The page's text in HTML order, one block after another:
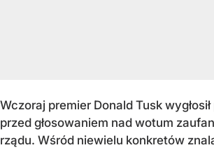
Wczoraj premier Donald Tusk
przed głosowaniem nad wotum
rządu. Wśród niewielu konkretów